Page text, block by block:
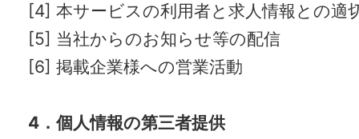
[4] 本サービスの利用者と求人情報との適
[5] 当社からのお知らせ等の配信
[6] 掲載企業様への営業活動
4 ．個人情報の第三者提供